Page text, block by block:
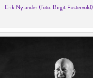
Erik Nylander (foto: Birgit Fostervold)